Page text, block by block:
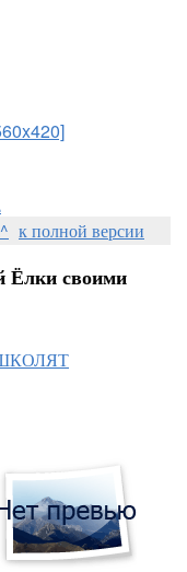
к полной версии
Ёлки своими